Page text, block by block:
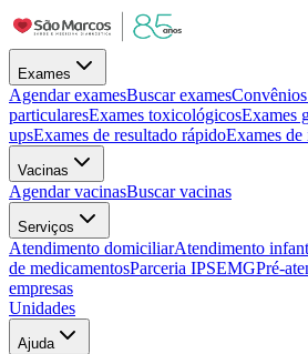
Exames
Agendar examesBuscar exames
particularesExames toxicológicosExames
upsExames de resultado rápidoExames de
Vacinas
Agendar vacinasBuscar vacinas
Serviços
Atendimento domiciliarAtendimento
de medicamentosParceria IPSEMGPré-
empresas
Unidades
Ajuda